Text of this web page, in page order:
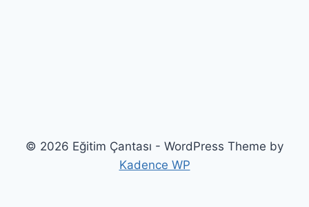
© 2026 Eğitim Çantası - WordPress Theme by
Kadence WP